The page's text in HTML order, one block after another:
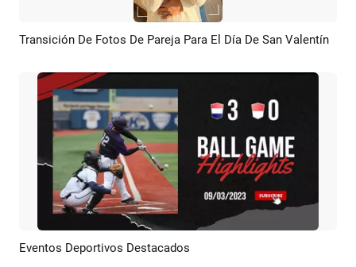
Previsualizar Crear IA
Transición De Fotos De Pareja Para El Día De San Valentín
Previsualizar
Eventos Deportivos Destacados